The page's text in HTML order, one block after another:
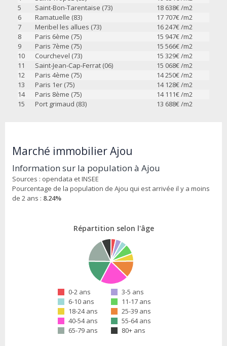
5
Saint-Bon-Tarentaise (73) 18 638€ /m2
6
Ramatuelle (83) 17 707€ /m2
7
Meribel les allues (73) 16 247€ /m2
8
Paris 6ème (75) 15 947€ /m2
9
Paris 7ème (75) 15 566€ /m2
10
Courchevel (73) 15 329€ /m2
11
Saint-Jean-Cap-Ferrat (06) 15 068€ /m2
12
Paris 4ème (75) 14 250€ /m2
13
Paris 1er (75) 14 128€ /m2
14
Paris 8ème (75) 14 111€ /m2
15
Port grimaud (83) 13 688€ /m2
Marché immobilier Ajou
Information sur la population à Ajou
Sources : opendata et INSEE
Pourcentage de la population de Ajou qui est arrivée il y a moins
de 2 ans : 8.24%
Répartition selon l'âge
0-2 ans
3-5 ans
6-10 ans
11-17 ans
18-24 ans
25-39 ans
40-54 ans
55-64 ans
65-79 ans
80+ ans